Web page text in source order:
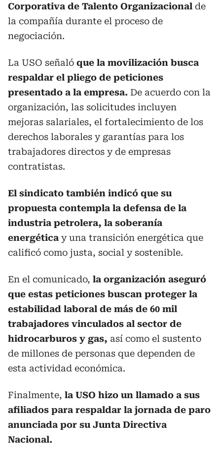
Corporativa de Talento Organizacional de
la compañía durante el proceso de
negociación.
La USO señaló que la movilización busca
respaldar el pliego de peticiones
presentado a la empresa. De acuerdo con la
organización, las solicitudes incluyen
mejoras salariales, el fortalecimiento de los
derechos laborales y garantías para los
trabajadores directos y de empresas
contratistas.
El sindicato también indicó que su
propuesta contempla la defensa de la
industria petrolera, la soberanía
energética y una transición energética que
calificó como justa, social y sostenible.
En el comunicado, la organización aseguró
que estas peticiones buscan proteger la
estabilidad laboral de más de 60 mil
trabajadores vinculados al sector de
hidrocarburos y gas, así como el sustento
de millones de personas que dependen de
esta actividad económica.
Finalmente, la USO hizo un llamado a sus
afiliados para respaldar la jornada de paro
anunciada por su Junta Directiva
Nacional.